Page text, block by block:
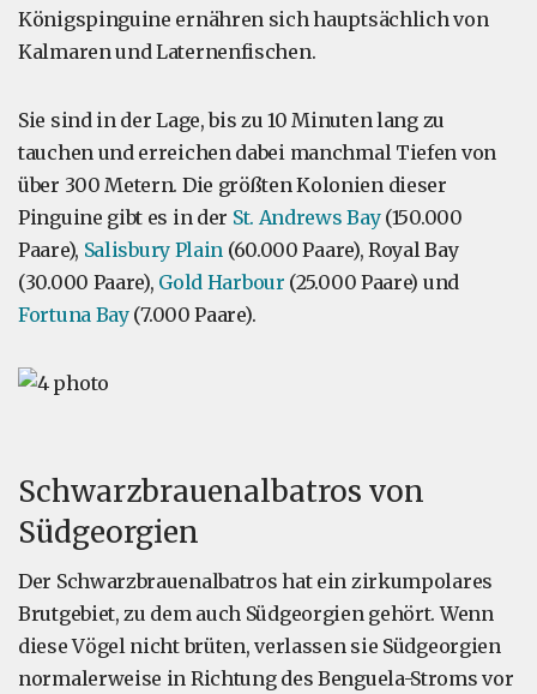
Königspinguine ernähren sich hauptsächlich von
Kalmaren und Laternenfischen.
Sie sind in der Lage, bis zu 10 Minuten lang zu
tauchen und erreichen dabei manchmal Tiefen von
über 300 Metern. Die größten Kolonien dieser
Pinguine gibt es in der St. Andrews Bay(150.000
Paare), Salisbury Plain (60.000 Paare), Royal Bay
(30.000 Paare), Gold Harbour (25.000 Paare) und
Fortuna Bay(7.000 Paare).
Schwarzbrauenalbatros von
Südgeorgien
Der Schwarzbrauenalbatros hat ein zirkumpolares
Brutgebiet, zu dem auch Südgeorgien gehört. Wenn
diese Vögel nicht brüten, verlassen sie Südgeorgien
normalerweise in Richtung des Benguela-Stroms vor